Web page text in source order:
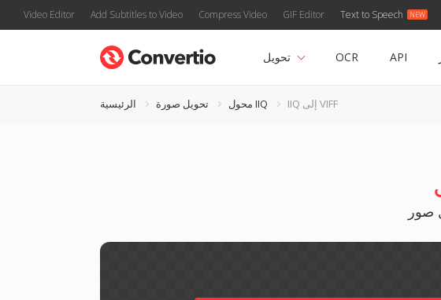
Video Editor Add Subtitles to Video Compress Video GIF Editor Text to Speech
تحويل OCR API
الرئيسية تحويل صورة محول IIQ IIQ إلى VIFF